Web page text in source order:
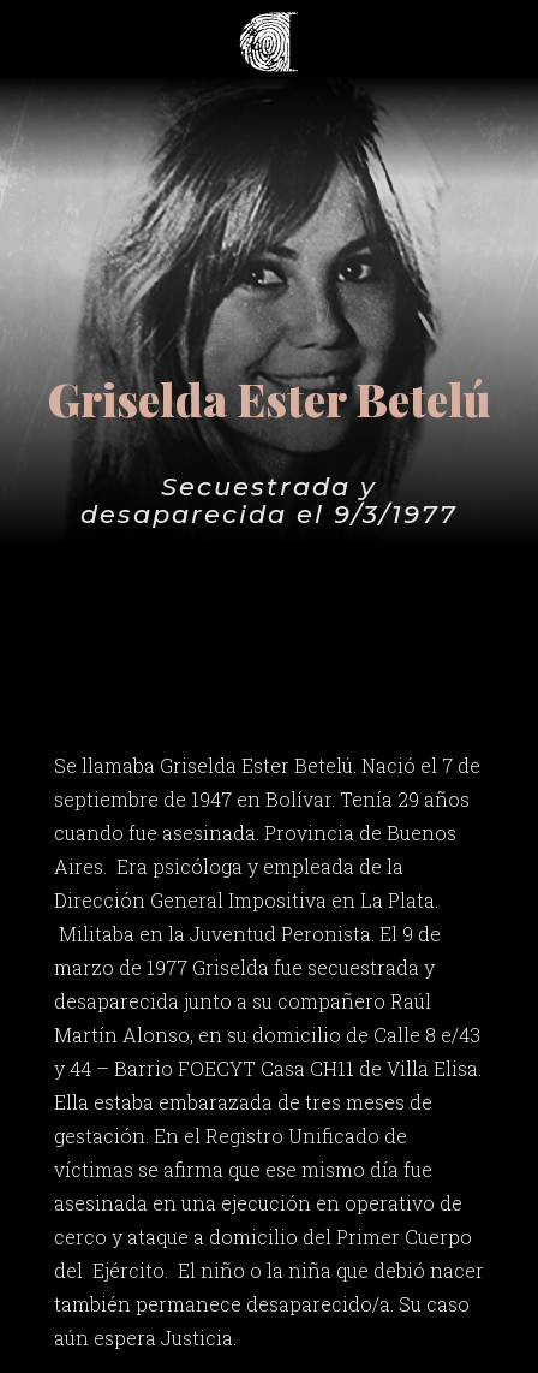
Griselda Ester Betelú
Secuestrada y
desaparecida el 9/3/1977
Se llamaba Griselda Ester Betelú. Nació el 7 de
septiembre de 1947 en Bolívar. Tenía 29 años
cuando fue asesinada. Provincia de Buenos
Aires. Era psicóloga y empleada de la
Dirección General Impositiva en La Plata.
Militaba en la Juventud Peronista. El 9 de
marzo de 1977 Griselda fue secuestrada y
desaparecida junto a su compañero Raúl
Martín Alonso, en su domicilio de Calle 8 e/43
y 44 – Barrio FOECYT Casa CH11 de Villa Elisa.
Ella estaba embarazada de tres meses de
gestación. En el Registro Unificado de
víctimas se afirma que ese mismo día fue
asesinada en una ejecución en operativo de
cerco y ataque a domicilio del Primer Cuerpo
del Ejército. El niño o la niña que debió nacer
también permanece desaparecido/a. Su caso
aún espera Justicia.